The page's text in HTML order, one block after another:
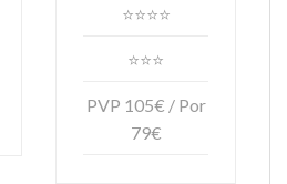
⭐⭐⭐⭐
⭐⭐⭐
PVP 105€ / Por
79€